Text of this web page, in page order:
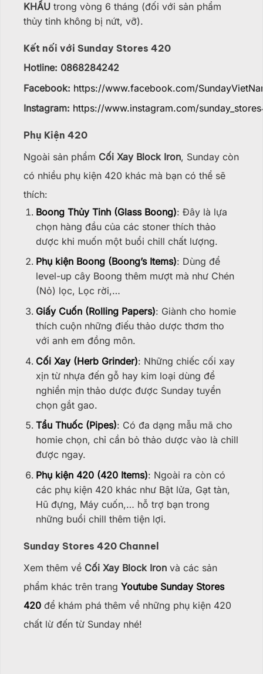
KHẤU trong vòng 6 tháng (đối với sản phẩm
thủy tinh không bị nứt, vỡ).
Kết nối với Sunday Stores 420
Hotline: 0868284242
Facebook: https://www.facebook.com/
Instagram: https://www.instagram.com/
Phụ Kiện 420
Ngoài sản phẩm Cối Xay Block Iron, Sunday còn
có nhiều phụ kiện 420 khác mà bạn có thể sẽ
thích:
Boong Thủy Tinh (Glass Boong): Đây là lựa
chọn hàng đầu của các stoner thích thảo
dược khi muốn một buổi chill chất lượng.
Phụ kiện Boong (Boong’s Items): Dùng để
level-up cây Boong thêm mượt mà như Chén
(Nỏ) lọc, Lọc rời,…
Giấy Cuốn (Rolling Papers): Giành cho homie
thích cuộn những điếu thảo dược thơm tho
với anh em đồng môn.
Cối Xay (Herb Grinder): Những chiếc cối xay
xịn từ nhựa đến gỗ hay kim loại dùng để
nghiền mịn thảo dược được Sunday tuyển
chọn gắt gao.
Tẩu Thuốc (Pipes): Có đa dạng mẫu mã cho
homie chọn, chỉ cần bỏ thảo dược vào là chill
được ngay.
Phụ kiện 420 (420 Items): Ngoài ra còn có
các phụ kiện 420 khác như Bật lửa, Gạt tàn,
Hũ đựng, Máy cuốn,… hỗ trợ bạn trong
những buổi chill thêm tiện lợi.
Sunday Stores 420 Channel
Xem thêm về Cối Xay Block Iron và các sản
phẩm khác trên trang Youtube Sunday Stores
420 để khám phá thêm về những phụ kiện 420
chất lừ đến từ Sunday nhé!